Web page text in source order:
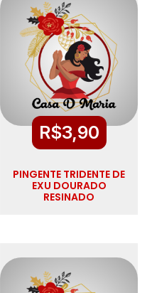
R$3,90
PINGENTE TRIDENTE DE
EXU DOURADO
RESINADO